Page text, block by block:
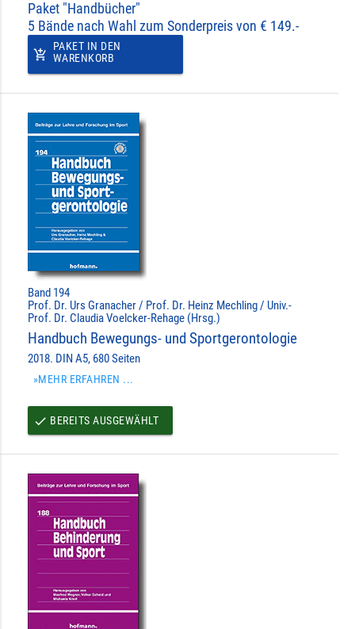
Paket "Handbücher"
5 Bände nach Wahl zum Sonderpreis von € 149.-
add_shopping_cart
PAKET IN DEN
WARENKORB
Band 194
Prof. Dr. Urs Granacher / Prof. Dr. Heinz Mechling / Univ.-
Prof. Dr. Claudia Voelcker-Rehage (Hrsg.)
Handbuch Bewegungs- und Sportgerontologie
2018. DIN A5, 680 Seiten
»MEHR ERFAHREN ...
done BEREITS AUSGEWÄHLT